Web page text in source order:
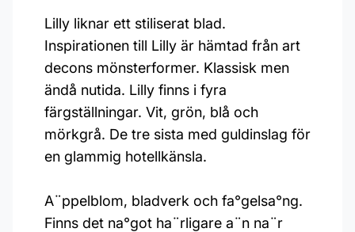
Lilly liknar ett stiliserat blad.
Inspirationen till Lilly är hämtad från art
decons mönsterformer. Klassisk men
ändå nutida. Lilly finns i fyra
färgställningar. Vit, grön, blå och
mörkgrå. De tre sista med guldinslag för
en glammig hotellkänsla.
A¨ppelblom, bladverk och fa°gelsa°ng.
Finns det na°got ha¨rligare a¨n na¨r